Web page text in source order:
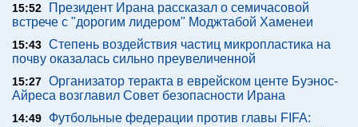
15:52
Президент Ирана рассказал о семичасовой
встрече с "дорогим лидером" Моджтабой Хаменеи
15:43 Степень воздействия частиц микропластика на
почву оказалась сильно преувеличенной
15:27 Организатор теракта в еврейском центе Буэнос-
Айреса возглавил Совет безопасности Ирана
14:49
Футбольные федерации против главы FIFA: